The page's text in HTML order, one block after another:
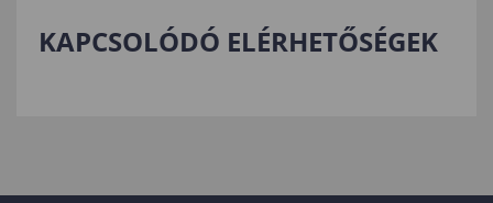
KAPCSOLÓDÓ ELÉRHETŐSÉGEK